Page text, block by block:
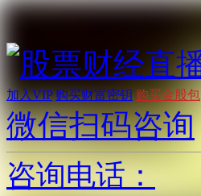
加入VIP 购买财富密钥 购买金股包
微信扫码咨询
咨询电话：